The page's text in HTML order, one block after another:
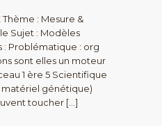
: Mesure &
Sujet : Modèles
: Problématique : org
sont elles un moteur
1 ère 5 Scientifique
génétique)
toucher […]